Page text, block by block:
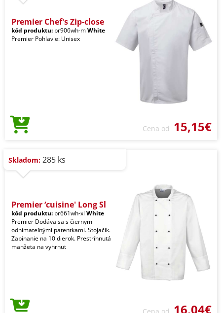
Premier Chef's Zip-close
kód produktu: pr906wh-mWhite
Premier Pohlavie: Unisex
Cena od 15,15€
Skladom: 285 ks
Premier ‘cuisine' Long Sl
kód produktu: pr661wh-xl White
Premier Dodáva sa s čiernymi
odnímateľnými patentkami. Stojačik.
Zapínanie na 10 dierok. Prestrihnutá
manžeta na vyhrnut
16,04€